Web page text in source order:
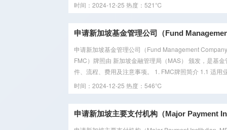
时间：2024-12-25 热度：521℃
申请新加坡基金管理公司（Fund
申请新加坡基金管理公司（Fund Management
FMC）牌照由 新加坡金融管理局（MAS） 颁发，是基
件、流程、费用及注意事项。 1. FMC牌照简介 1.1 适用
时间：2024-12-25 热度：546℃
申请新加坡主要支付机构（Major Payment